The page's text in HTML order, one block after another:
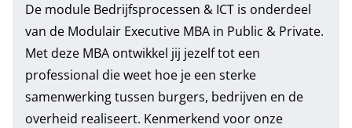
De module Bedrijfsprocessen & ICT is onderdeel
van de Modulair Executive MBA in Public & Private.
Met deze MBA ontwikkel jij jezelf tot een
professional die weet hoe je een sterke
samenwerking tussen burgers, bedrijven en de
overheid realiseert. Kenmerkend voor onze